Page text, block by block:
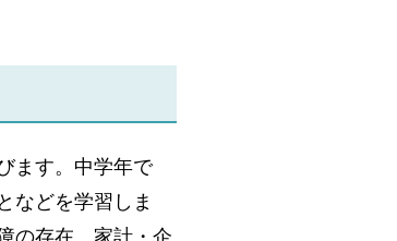
ます。中学年で
などを学習しま
の存在、家計・企